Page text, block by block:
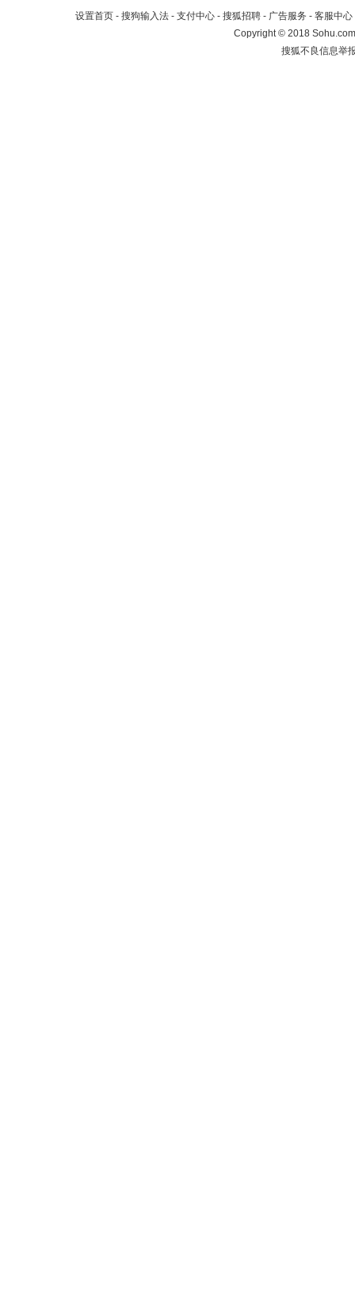
设置首页 - 搜狗输入法 - 支付中心 - 搜狐招聘 - 广告服务 - 客服中心
Copyright©2018
搜狐不良信息举